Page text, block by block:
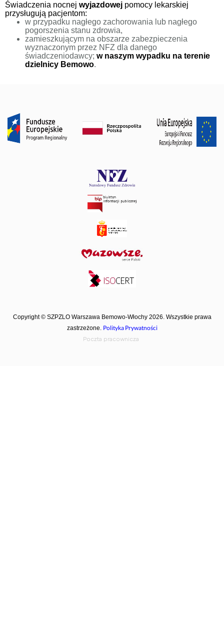
Świadczenia nocnej wyjazdowej pomocy lekarskiej
przysługują pacjentom:
w przypadku nagłego zachorowania lub nagłego
pogorszenia stanu zdrowia,
zamieszkującym na obszarze zabezpieczenia
wyznaczonym przez NFZ dla danego
świadczeniodawcy; w naszym wypadku na terenie
dzielnicy Bemowo.
Copyright © SZPZLO Warszawa Bemowo-Włochy 2026. Wszystkie prawa
zastrzeżone. Polityka Prywatności
Poczta pracownicza